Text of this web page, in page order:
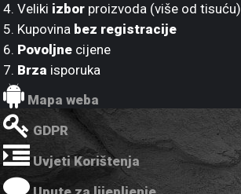
4. Veliki izbor proizvoda (više od tisuću)
5. Kupovina bez registracije
6. Povoljne cijene
7. Brza isporuka
Mapa weba
GDPR
Uvjeti Korištenja